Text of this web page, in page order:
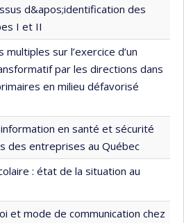
d&apos;identification des
I et II
multiples sur l’exercice d’un
par les directions dans
en milieu défavorisé
en santé et sécurité
des entreprises au Québec
: état de la situation au
et mode de communication chez